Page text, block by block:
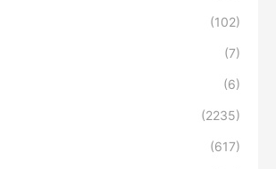
(102)
(7)
(6)
(2235)
(617)